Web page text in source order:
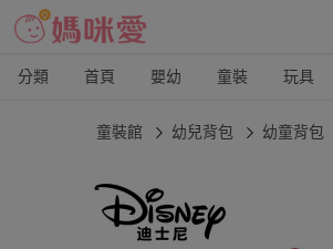
分類 首頁 嬰幼 童裝 玩具
童裝館 幼兒背包 幼童背包